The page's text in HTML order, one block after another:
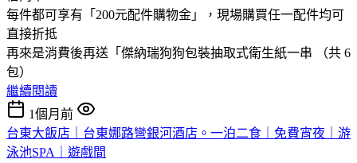
每件都可享有「200元配件購物金」，現場購買任一配件均可
直接折抵
再來是消費後再送「傑納瑞狗狗包裝抽取式衛生紙一串 （共 6
包）
繼續閱讀
1個月前
台東大飯店｜台東娜路彎銀河酒店。一泊二食｜免費宵夜｜游
泳池SPA｜遊戲間